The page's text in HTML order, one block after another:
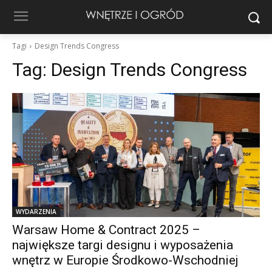
Tagi Design Trends Congress
Tag: Design Trends Congress
WYDARZENIA
Warsaw Home & Contract 2025 –
największe targi designu i wyposażenia
wnętrz w Europie Środkowo-Wschodniej